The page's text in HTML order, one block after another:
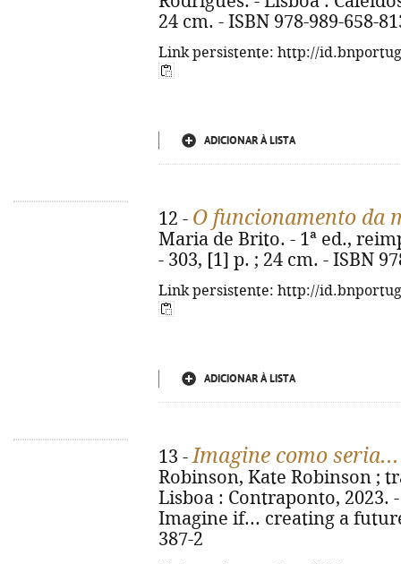
24 cm. - ISBN 978-989-658-
Link persistente: http://
ADICIONAR À LISTA
12 - O funcionamento da
Maria de Brito. - 1ª ed.,
- 303, [1] p. ; 24 cm. - ISBN
Link persistente: http://
ADICIONAR À LISTA
13 -Imagine como
Robinson, Kate Robinson ;
Lisboa : Contraponto, 2023.
Imagine if... creating a
387-2